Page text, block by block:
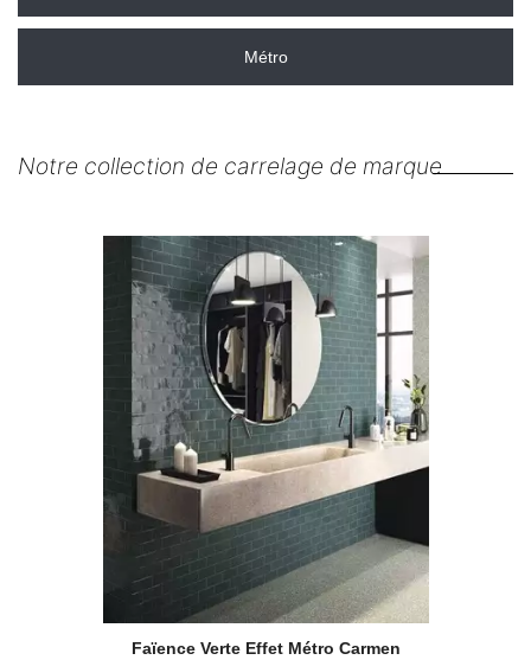
Métro
Notre collection de carrelage de marque
Faïence Verte Effet Métro Carmen